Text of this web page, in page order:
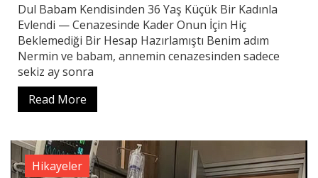
Dul Babam Kendisinden 36 Yaş Küçük Bir Kadınla
Evlendi — Cenazesinde Kader Onun İçin Hiç
Beklemediği Bir Hesap Hazırlamıştı Benim adım
Nermin ve babam, annemin cenazesinden sadece
sekiz ay sonra
Read More
Hikayeler